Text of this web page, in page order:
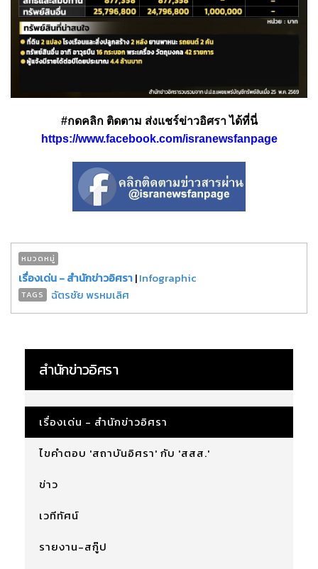
#กดคลิก ติดตาม ส่งแชร์ข่าวอิศรา ได้ที่นี่
https://www.facebook.com/isranewsfanpage
หมวดหมู่
เรื่องเด่น - สำนักข่าวอิศรา|Infographic
TAGS ฉัตรชัย พรหมเลิศ
สำนักข่าวอิศรา
เรื่องเด่น - สำนักข่าวอิศรา
ไขคำตอบ 'สถาบันอิศรา' กับ 'สสส.'
ข่าว
เวทีทัศน์
รายงาน-สกู๊ป